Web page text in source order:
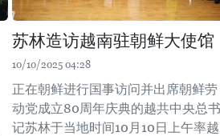
苏林造访越南驻朝鲜大使馆
10/10/2025 04:28
正在朝鲜进行国事访问并出席朝鲜劳
动党成立80周年庆典的越共中央总书
记苏林于当地时间10月10日上午率越